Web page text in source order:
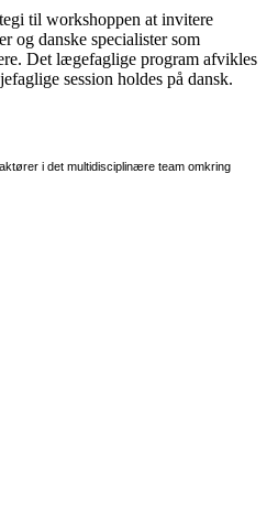
til workshoppen at invitere
og danske specialister som
Det lægefaglige program afvikles
session holdes på dansk.
i det multidisciplinære team omkring